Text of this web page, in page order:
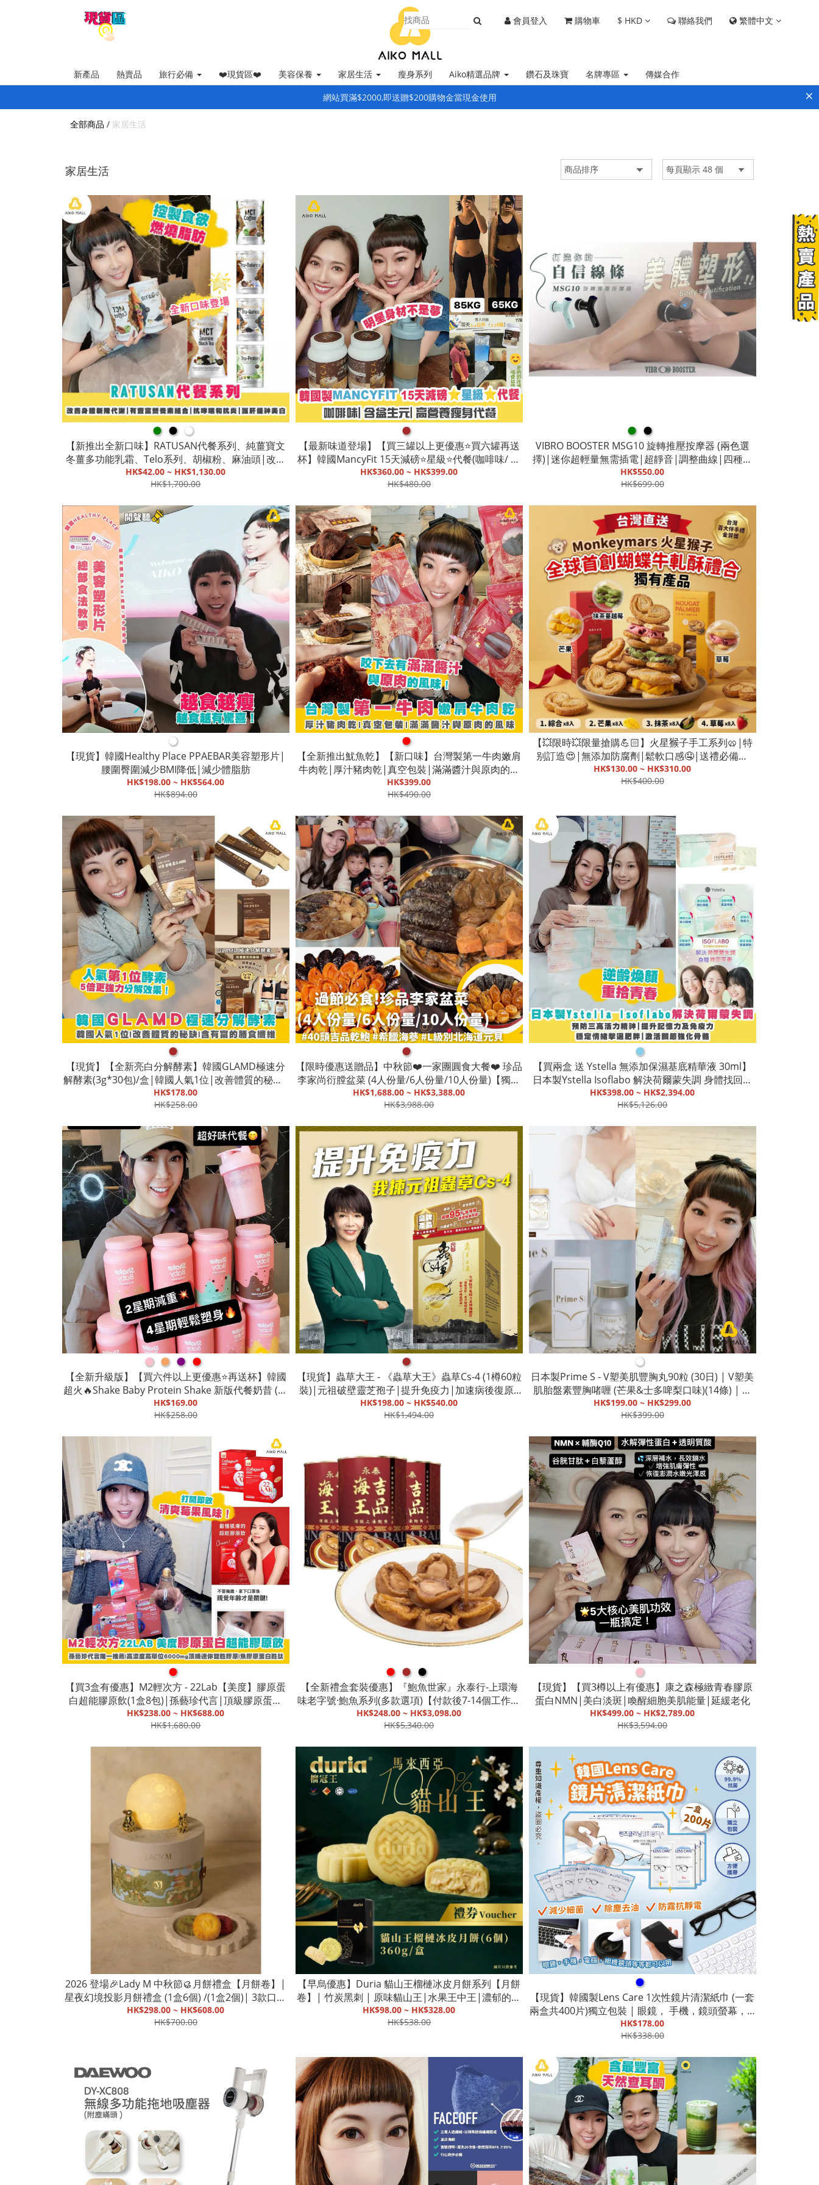
網站買滿$2000,即送贈$200購物金當現金使用 ×
新產品 熱賣品 旅行必備 ❤️現貨區❤️ 美容保養 家居生活 瘦身系列 Aiko精選品牌 鑽石及珠寶 名牌專區 傳媒合作
會員登入 購物車 $ HKD 聯絡我們 繁體中文
全部商品 / 家居生活
家居生活
●●●
【新推出全新口味】RATUSAN代餐系列、純薑寶文
冬薑多功能乳霜、Telo系列、胡椒粉、麻油頭|改善
身體新陳代謝|有豐富營養素組合|抗哮喘和抗炎|護
肝提神美白|增強免疫力【截單, 9月底發貨】
HK$42.00 ~ HK$1,130.00
HK$1,700.00
●
【最新味道登場】【買三罐以上更優惠⭐️買六罐再送
杯】韓國MancyFit 15天減磅⭐️星級⭐️代餐(咖啡味/ 朱
古力味/曲奇味)|含益生元|高營養廋身代餐【截單, 9
月初發貨】
HK$360.00 ~ HK$399.00
HK$480.00
● ●
VIBRO BOOSTER MSG10 旋轉推壓按摩器 (兩色選
擇)|迷你超輕量無需插電|超靜音|調整曲線|四種不
同按摩頭【截單, 9月底發貨】
HK$550.00
HK$699.00
●
【現貨】韓國Healthy Place PPAEBAR美容塑形片|
腰圍臀圍減少BMI降低|減少體脂肪
HK$198.00 ~ HK$564.00
HK$894.00
●
【全新推出魷魚乾】【新口味】台灣製第一牛肉嫩肩
牛肉乾|厚汁豬肉乾|真空包裝|滿滿醬汁與原肉的風
味【截單, 9月底發貨】
HK$399.00
HK$490.00
【💥限時💥限量搶購💪🏻】火星𤠣子手工系列🥨|特
别訂造😍|無添加防腐劑|鬆軟口感🤤|送禮必備🎁
【截單, 10月初發貨】
HK$130.00 ~ HK$310.00
HK$400.00
●
【現貨】【全新亮白分解酵素】韓國GLAMD極速分
解酵素(3g*30包)/盒|韓國人氣1位|改善體質的秘缺|
含有富的膳食纖維
HK$178.00
HK$258.00
●
【限時優惠送贈品】中秋節❤️一家團圓食大餐❤️ 珍品
李家尚衍膛盆菜 (4人份量/6人份量/10人份量)【獨立
發貨】可於指定日子送貨
HK$1,688.00 ~ HK$3,388.00
HK$3,988.00
●
【買兩盒 送 Ystella 無添加保濕基底精華液 30ml】
日本製Ystella Isoflabo 解決荷爾蒙失調 身體找回平
衡(一盒30包)|逆齡煥顏 重拾青春|預防三高 活力精
神【截單, 9月中發貨】
HK$398.00 ~ HK$2,394.00
HK$5,126.00
●●●●
【全新升級版】【買六件以上更優惠⭐️再送杯】韓國
超火🔥Shake Baby Protein Shake 新版代餐奶昔 (多
款口味)|糖分減少|魚膠原蛋白益生菌玻尿酸維生素|
極速減重【截單, 9月底發貨】
HK$169.00
HK$258.00
●
【現貨】蟲草大王 - 《蟲草大王》蟲草Cs-4 (1樽60粒
裝)|元祖破壁靈芝孢子|提升免疫力|加速病後復原|
改善氣管敏感及鼻敏症狀|強化肺部及呼吸系統功能
HK$198.00 ~ HK$540.00
HK$1,494.00
●
日本製Prime S - V塑美肌豐胸丸90粒 (30日) | V塑美
肌胎盤素豐胸啫喱 (芒果&士多啤梨口味)(14條) | 突
破平板|天然成份|熱銷逾百萬|胸部變大【截單, 9月
初發貨】
HK$199.00 ~ HK$299.00
HK$399.00
●
【買3盒有優惠】M2輕次方 - 22Lab【美度】膠原蛋
白超能膠原飲(1盒8包)|孫藝珍代言|頂級膠原蛋白
【截單, 9月底發貨】
HK$238.00 ~ HK$688.00
HK$1,680.00
● ● ●
【全新禮盒套裝優惠】『鮑魚世家』永泰行-上環海
味老字號·鮑魚系列(多款選項)【付款後7-14個工作天
內寄出】
HK$248.00 ~ HK$3,098.00
HK$5,340.00
●
【現貨】【買3樽以上有優惠】康之森極緻青春膠原
蛋白NMN|美白淡斑|喚醒細胞美肌能量|延緩老化
HK$499.00 ~ HK$2,789.00
HK$3,594.00
2026 登場🎉Lady M 中秋節🥮月餅禮盒【月餅卷】|
星夜幻境投影月餅禮盒 (1盒6個) /(1盒2個)| 3款口味
的迷你奶黃月餅【截單, 9月中發貨】
HK$298.00 ~ HK$608.00
HK$700.00
【早烏優惠】Duria 貓山王榴槤冰皮月餅系列【月餅
卷】| 竹炭黑刺 | 原味貓山王|水果王中王|濃郁的香
氣【截單, 9月中發貨】
HK$98.00 ~ HK$328.00
HK$538.00
●
【現貨】韓國製Lens Care 1次性鏡片清潔紙巾 (一套
兩盒共400片)獨立包裝 | 眼鏡， 手機，鏡頭螢幕， 1
張搞掂哂
HK$178.00
HK$338.00